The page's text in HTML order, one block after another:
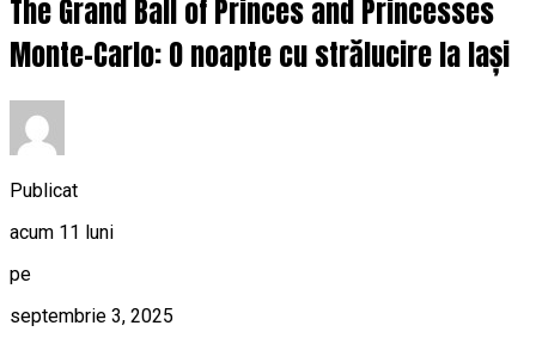
The Grand Ball of Princes and Princesses
Monte-Carlo: O noapte cu strălucire la Iași
Publicat
acum 11 luni
pe
septembrie 3, 2025